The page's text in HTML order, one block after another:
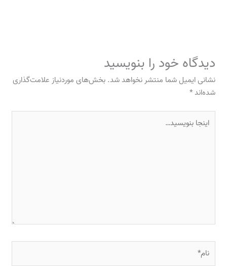
دیدگاه‌ خود را بنویسید
نشانی ایمیل شما منتشر نخواهد شد. بخش‌های موردنیاز علامت‌گذاری
شده‌اند*
بنویسید…